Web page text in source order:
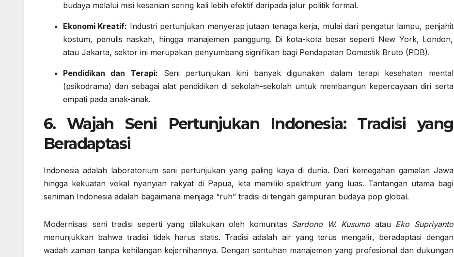
budaya melalui misi kesenian sering kali lebih efektif daripada jalur politik formal.
Ekonomi Kreatif: Industri pertunjukan menyerap jutaan tenaga kerja, mulai dari pengatur lampu, penjahit
kostum, penulis naskah, hingga manajemen panggung. Di kota-kota besar seperti New York, London,
atau Jakarta, sektor ini merupakan penyumbang signifikan bagi Pendapatan Domestik Bruto (PDB).
Pendidikan dan Terapi: Seni pertunjukan kini banyak digunakan dalam terapi kesehatan mental
(psikodrama) dan sebagai alat pendidikan di sekolah-sekolah untuk membangun kepercayaan diri serta
empati pada anak-anak.
6. Wajah Seni Pertunjukan Indonesia: Tradisi yang
Beradaptasi
Indonesia adalah laboratorium seni pertunjukan yang paling kaya di dunia. Dari kemegahan gamelan Jawa
hingga kekuatan vokal nyanyian rakyat di Papua, kita memiliki spektrum yang luas. Tantangan utama bagi
seniman Indonesia adalah bagaimana menjaga “ruh” tradisi di tengah gempuran budaya pop global.
Modernisasi seni tradisi seperti yang dilakukan oleh komunitas Sardono W. Kusumo atau Eko Supriyanto
menunjukkan bahwa tradisi tidak harus statis. Tradisi adalah air yang terus mengalir, beradaptasi dengan
wadah zaman tanpa kehilangan kejernihannya. Dengan sentuhan manajemen yang profesional dan dukungan